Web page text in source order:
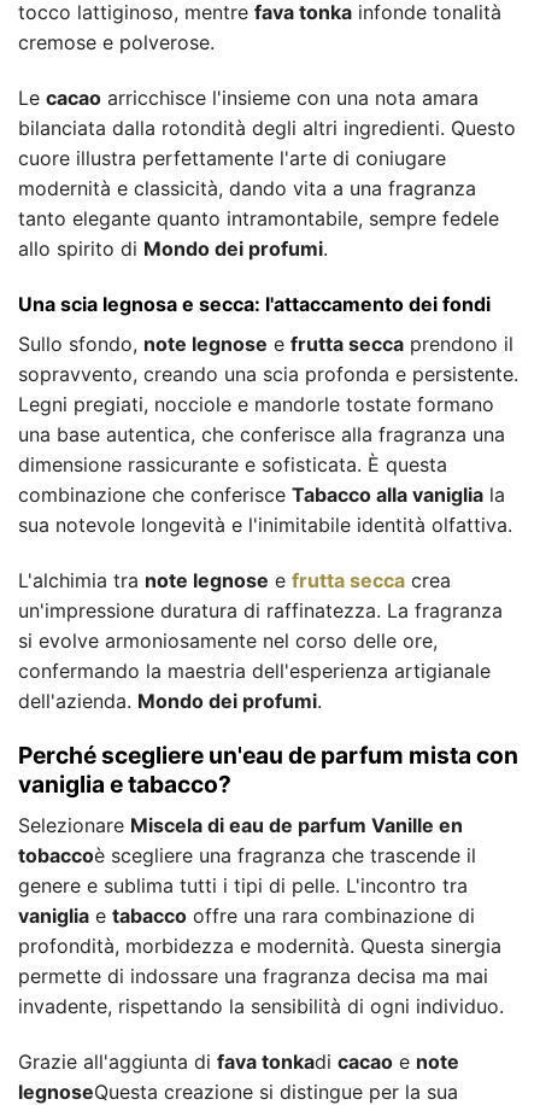
tocco lattiginoso, mentre fava tonka infonde tonalità
cremose e polverose.
Le cacao arricchisce l'insieme con una nota amara
bilanciata dalla rotondità degli altri ingredienti. Questo
cuore illustra perfettamente l'arte di coniugare
modernità e classicità, dando vita a una fragranza
tanto elegante quanto intramontabile, sempre fedele
allo spirito di Mondo dei profumi.
Una scia legnosa e secca: l'attaccamento dei fondi
Sullo sfondo, note legnose e frutta secca prendono il
sopravvento, creando una scia profonda e persistente.
Legni pregiati, nocciole e mandorle tostate formano
una base autentica, che conferisce alla fragranza una
dimensione rassicurante e sofisticata. È questa
combinazione che conferisce Tabacco alla vaniglia la
sua notevole longevità e l'inimitabile identità olfattiva.
L'alchimia tra note legnose e frutta secca crea
un'impressione duratura di raffinatezza. La fragranza
si evolve armoniosamente nel corso delle ore,
confermando la maestria dell'esperienza artigianale
dell'azienda. Mondo dei profumi.
Perché scegliere un'eau de parfum mista con
vaniglia e tabacco?
Selezionare Miscela di eau de parfum Vanille en
tobaccoè scegliere una fragranza che trascende il
genere e sublima tutti i tipi di pelle. L'incontro tra
vaniglia e tabacco offre una rara combinazione di
profondità, morbidezza e modernità. Questa sinergia
permette di indossare una fragranza decisa ma mai
invadente, rispettando la sensibilità di ogni individuo.
Grazie all'aggiunta di fava tonkadi cacao e note
legnoseQuesta creazione si distingue per la sua